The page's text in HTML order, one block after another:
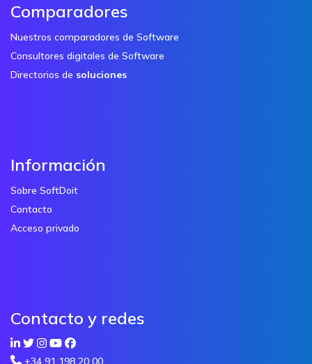
Comparadores
Nuestros comparadores de Software
Consultores digitales de Software
Directorios de soluciones
Información
Sobre SoftDoit
Contacto
Acceso privado
Contacto y redes